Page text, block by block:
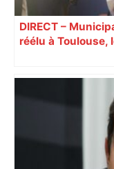
DIRECT –
réélu à Toulouse,